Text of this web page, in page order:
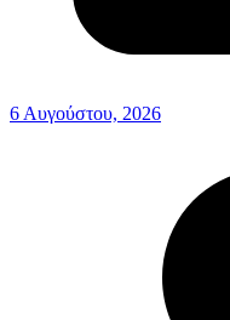
6 Αυγούστου, 2026